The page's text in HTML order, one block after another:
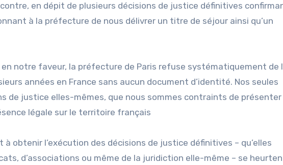
en dépit de plusieurs décisions de justice définitives
à la préfecture de nous délivrer un titre de séjour ainsi qu’un
notre faveur, la préfecture de Paris refuse systématiquement de
années en France sans aucun document d’identité. Nos seules
de justice elles-mêmes, que nous sommes contraints de présenter
légale sur le territoire français
obtenir l’exécution des décisions de justice définitives – qu’elles
d’associations ou même de la juridiction elle-même – se